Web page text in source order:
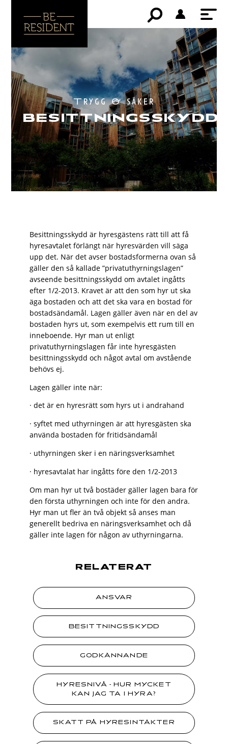
Trygg & säker
BESITTNINGSSKYDD
Besittningsskydd är hyresgästens rätt till att få
hyresavtalet förlängt när hyresvärden vill säga
upp det. När det avser bostadsformerna ovan så
gäller den så kallade ”privatuthyrningslagen”
avseende besittningsskydd om avtalet ingåtts
efter 1/2-2013. Kravet är att den som hyr ut ska
äga bostaden och att det ska vara en bostad för
bostadsändamål. Lagen gäller även när en del av
bostaden hyrs ut, som exempelvis ett rum till en
inneboende. Hyr man ut enligt
privatuthyrningslagen får inte hyresgästen
besittningsskydd och något avtal om avstående
behövs ej.
Lagen gäller inte när:
· det är en hyresrätt som hyrs ut i andrahand
· syftet med uthyrningen är att hyresgästen ska
använda bostaden för fritidsändamål
· uthyrningen sker i en näringsverksamhet
· hyresavtalat har ingåtts före den 1/2-2013
Om man hyr ut två bostäder gäller lagen bara för
den första uthyrningen och inte för den andra.
Hyr man ut fler än två objekt så anses man
generellt bedriva en näringsverksamhet och då
gäller inte lagen för någon av uthyrningarna.
RELATERAT
ANSVAR
BESITTNINGSSKYDD
GODKÄNNANDE
HYRESNIVÅ - HUR MYCKET
KAN JAG TA I HYRA?
SKATT PÅ HYRESINTÄKTER